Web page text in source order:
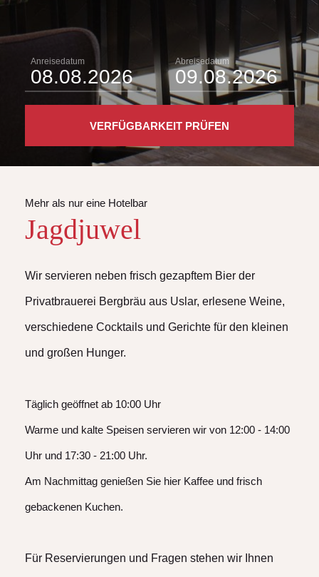
Anreisedatum Abreisedatum
VERFÜGBARKEIT PRÜFEN
Mehr als nur eine Hotelbar
Jagdjuwel
Wir servieren neben frisch gezapftem Bier der
Privatbrauerei Bergbräu aus Uslar, erlesene Weine,
verschiedene Cocktails und Gerichte für den kleinen
und großen Hunger.
Täglich geöffnet ab 10:00 Uhr
Warme und kalte Speisen servieren wir von 12:00 - 14:00
Uhr und 17:30 - 21:00 Uhr.
Am Nachmittag genießen Sie hier Kaffee und frisch
gebackenen Kuchen.
Für Reservierungen und Fragen stehen wir Ihnen